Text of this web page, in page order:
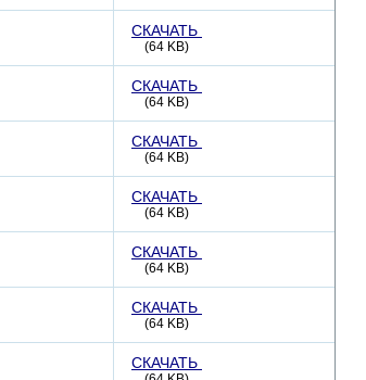
СКАЧАТЬ
(64 KB)
СКАЧАТЬ
(64 KB)
СКАЧАТЬ
(64 KB)
СКАЧАТЬ
(64 KB)
СКАЧАТЬ
(64 KB)
СКАЧАТЬ
(64 KB)
СКАЧАТЬ